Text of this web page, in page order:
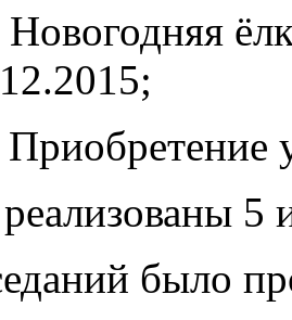
Приобретение
5
было